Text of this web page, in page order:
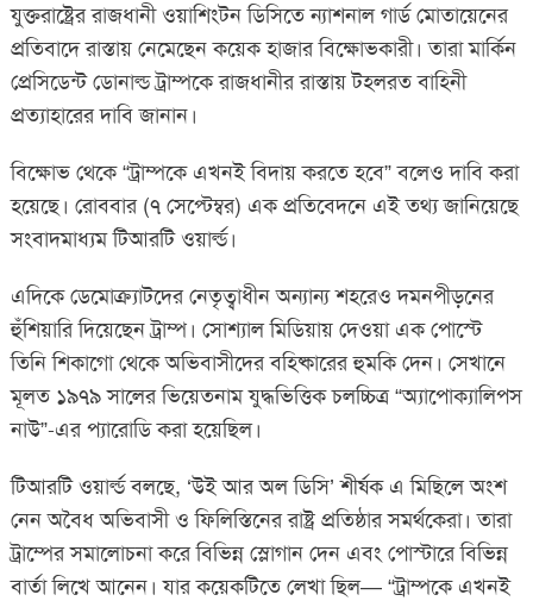
যুক্তরাষ্ট্রের রাজধানী ওয়াশিংটন ডিসিতে ন্যাশনাল গার্ড মোতায়েনের
প্রতিবাদে রাস্তায় নেমেছেন কয়েক হাজার বিক্ষোভকারী। তারা মার্কিন
প্রেসিডেন্ট ডোনাল্ড ট্রাম্পকে রাজধানীর রাস্তায় টহলরত বাহিনী
প্রত্যাহারের দাবি জানান।
বিক্ষোভ থেকে “ট্রাম্পকে এখনই বিদায় করতে হবে” বলেও দাবি করা
হয়েছে। রোববার (৭ সেপ্টেম্বর) এক প্রতিবেদনে এই তথ্য জানিয়েছে
সংবাদমাধ্যম টিআরটি ওয়ার্ল্ড।
এদিকে ডেমোক্র্যাটদের নেতৃত্বাধীন অন্যান্য শহরেও দমনপীড়নের
হুঁশিয়ারি দিয়েছেন ট্রাম্প। সোশ্যাল মিডিয়ায় দেওয়া এক পোস্টে
তিনি শিকাগো থেকে অভিবাসীদের বহিষ্কারের হুমকি দেন। সেখানে
মূলত ১৯৭৯ সালের ভিয়েতনাম যুদ্ধভিত্তিক চলচ্চিত্র “অ্যাপোক্যালিপস
নাউ”-এর প্যারোডি করা হয়েছিল।
টিআরটি ওয়ার্ল্ড বলছে, ‘উই আর অল ডিসি’ শীর্ষক এ মিছিলে অংশ
নেন অবৈধ অভিবাসী ও ফিলিস্তিনের রাষ্ট্র প্রতিষ্ঠার সমর্থকেরা। তারা
ট্রাম্পের সমালোচনা করে বিভিন্ন স্লোগান দেন এবং পোস্টারে বিভিন্ন
বার্তা লিখে আনেন। যার কয়েকটিতে লেখা ছিল— “ট্রাম্পকে এখনই